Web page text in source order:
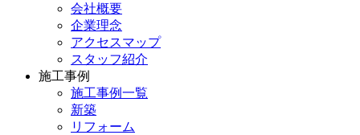
会社概要
企業理念
アクセスマップ
スタッフ紹介
施工事例
施工事例一覧
新築
リフォーム